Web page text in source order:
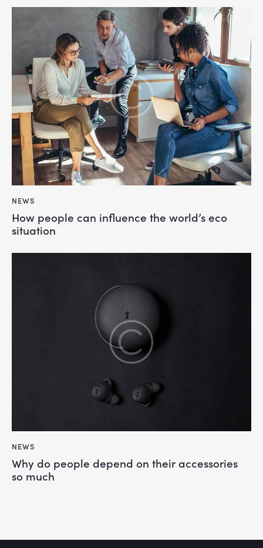
NEWS
How people can influence the world’s eco
situation
NEWS
Why do people depend on their accessories
so much